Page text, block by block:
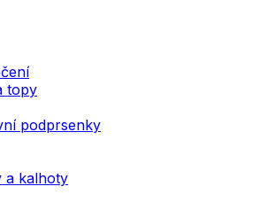
topy
podprsenky
a kalhoty